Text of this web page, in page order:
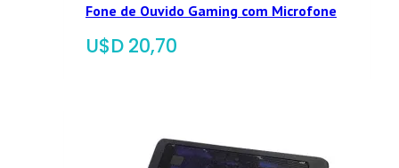
Fone de Ouvido Gaming com Microfone
$ 20,70